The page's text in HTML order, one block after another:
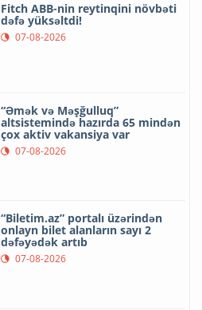
Fitch ABB-nin reytinqini növbəti
dəfə yüksəltdi!
07-08-2026
“Əmək və Məşğulluq”
altsistemində hazırda 65 mindən
çox aktiv vakansiya var
07-08-2026
“Biletim.az” portalı üzərindən
onlayn bilet alanların sayı 2
dəfəyədək artıb
07-08-2026